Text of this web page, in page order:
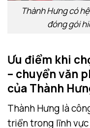
Thành Hưng có
đóng gói
Ưu điểm khi
– chuyển văn
của Thành
Thành Hưng là
triển trong lĩnh